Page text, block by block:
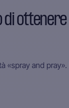
«spray and